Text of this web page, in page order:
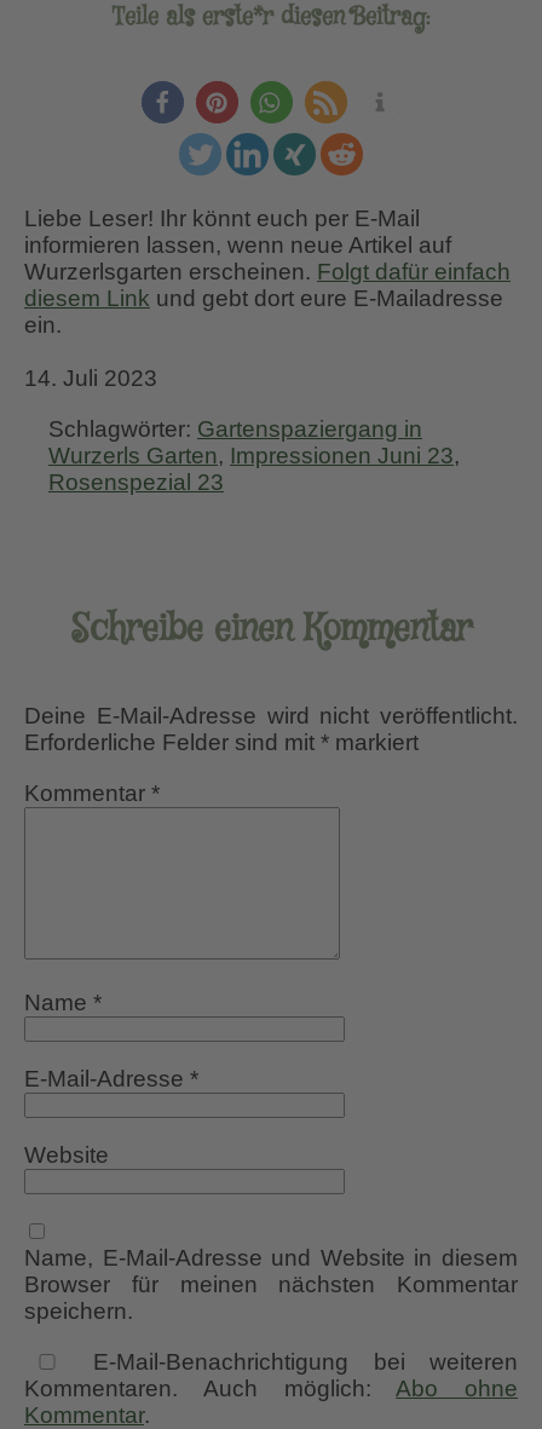
Teile als erste*r diesen Beitrag:
Liebe Leser! Ihr könnt euch per E-Mail
informieren lassen, wenn neue Artikel auf
Wurzerlsgarten erscheinen. Folgt dafür einfach
diesem Link und gebt dort eure E-Mailadresse
ein.
14. Juli 2023
Schlagwörter: Gartenspaziergang in
Wurzerls Garten, Impressionen Juni 23,
Rosenspezial 23
Schreibe einen Kommentar
Deine E-Mail-Adresse wird nicht veröffentlicht.
Erforderliche Felder sind mit * markiert
Kommentar *
Name *
E-Mail-Adresse *
Website
Name, E-Mail-Adresse und Website in diesem
Browser für meinen nächsten Kommentar
speichern.
E-Mail-Benachrichtigung bei weiteren
Kommentaren. Auch möglich:Abo ohne
Kommentar.